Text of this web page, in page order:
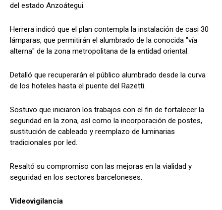
del estado Anzoátegui.
Herrera indicó que el plan contempla la instalación de casi 30
lámparas, que permitirán el alumbrado de la conocida "vía
alterna" de la zona metropolitana de la entidad oriental.
Detalló que recuperarán el público alumbrado desde la curva
de los hoteles hasta el puente del Razetti.
Sostuvo que iniciaron los trabajos con el fin de fortalecer la
seguridad en la zona, así como la incorporación de postes,
sustitución de cableado y reemplazo de luminarias
tradicionales por led.
Resaltó su compromiso con las mejoras en la vialidad y
seguridad en los sectores barceloneses.
Videovigilancia